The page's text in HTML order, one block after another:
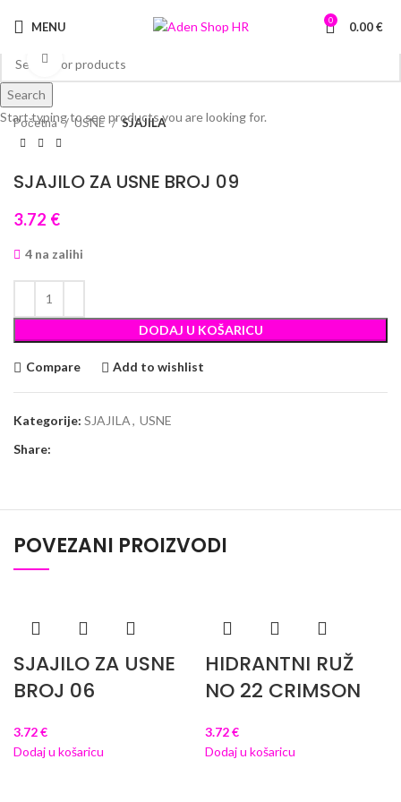
MENU 0 0.00€
Click to enlarge
Početna USNE SJAJILA
SJAJILO ZA USNE BROJ 09
3.72 €
4 na zalihi
DODAJ U KOŠARICU
Compare Add to wishlist
Kategorije: SJAJILA, USNE
Share:
POVEZANI PROIZVODI
SJAJILO ZA USNE
BROJ 06
3.72€
Dodaj u košaricu
HIDRANTNI RUŽ
NO 22 CRIMSON
3.72€
Dodaj u košaricu
Search
Start typing to see products you are looking for.